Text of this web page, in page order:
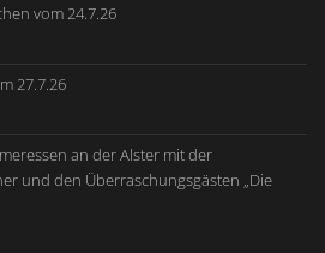
vom 24.7.26
27.7.26
an der Alster mit der
und den Überraschungsgästen „Die